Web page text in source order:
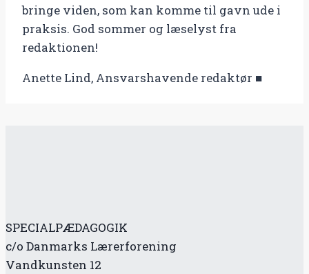
bringe viden, som kan komme til gavn ude i
praksis. God sommer og læselyst fra
redaktionen!
Anette Lind, Ansvarshavende redaktør ■
SPECIALPÆDAGOGIK
c/o Danmarks Lærerforening
Vandkunsten 12